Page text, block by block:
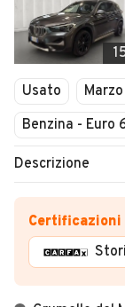
Usato
Benzina - Euro
Descrizione
Certificazioni